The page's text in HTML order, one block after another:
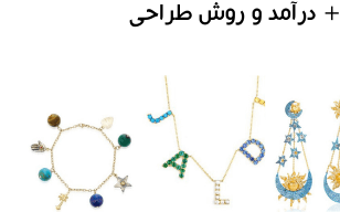
درآمد و روش طراحی